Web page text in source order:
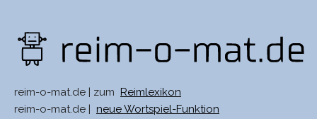
reim-o-mat.de | zum
Reimlexikon
reim-o-mat.de |
neue Wortspiel-Funktion